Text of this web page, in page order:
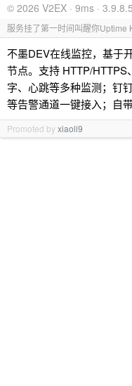
© 2026 V2EX · 9ms · 3.9.8.5
服务挂了第一时间叫醒你Uptime
不墨DEV在线监控，基于
节点。支持 HTTP/
字、心跳等多种监测；钉
等告警通道一键接入；自
Promoted byxiaoli9